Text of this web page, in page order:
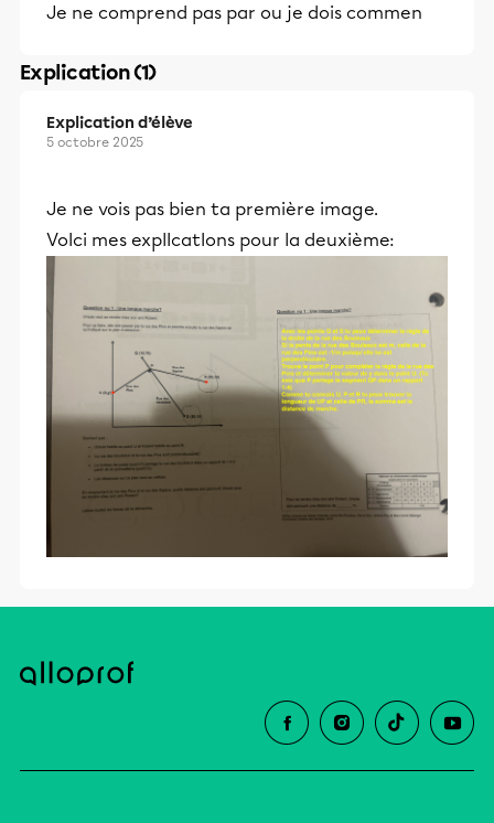
Je ne comprend pas par ou je dois commen
Explication (1)
Explication d’élève
5 octobre 2025
Je ne vois pas bien ta première image.
VoIci mes explIcatIons pour la deuxième: